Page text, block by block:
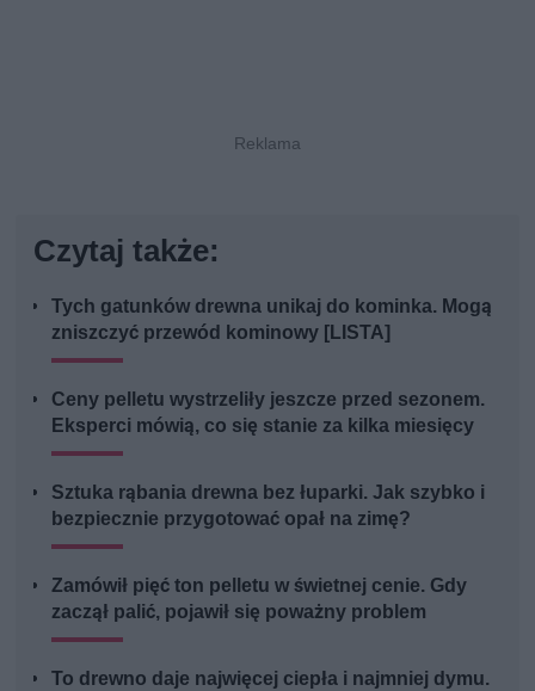
Czytaj także:
Tych gatunków drewna unikaj do kominka. Mogą
zniszczyć przewód kominowy [LISTA]
Ceny pelletu wystrzeliły jeszcze przed sezonem.
Eksperci mówią, co się stanie za kilka miesięcy
Sztuka rąbania drewna bez łuparki. Jak szybko i
bezpiecznie przygotować opał na zimę?
Zamówił pięć ton pelletu w świetnej cenie. Gdy
zaczął palić, pojawił się poważny problem
To drewno daje najwięcej ciepła i najmniej dymu.